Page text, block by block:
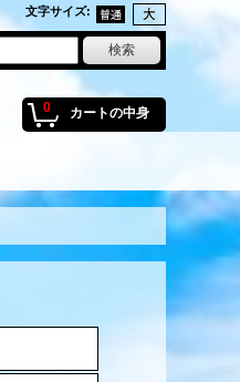
文字サイズ:
0 カートの中身